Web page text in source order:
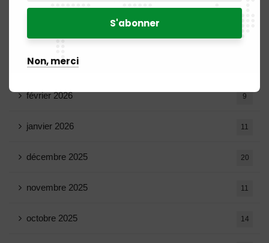
15
mars 2026
février 2026 9
janvier 2026 11
décembre 2025 20
novembre 2025 11
octobre 2025 14
Non, merci